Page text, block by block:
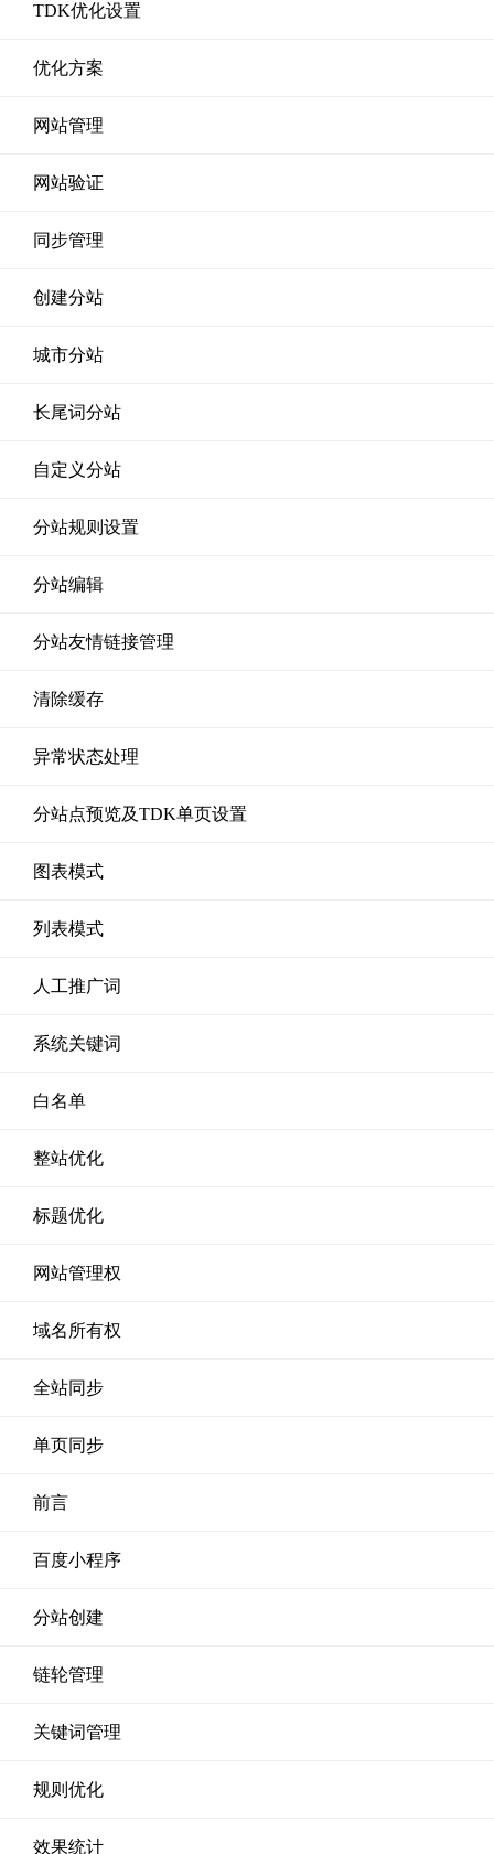
TDK优化设置
优化方案
网站管理
网站验证
同步管理
创建分站
城市分站
长尾词分站
自定义分站
分站规则设置
分站编辑
分站友情链接管理
清除缓存
异常状态处理
分站点预览及TDK单页设置
图表模式
列表模式
人工推广词
系统关键词
白名单
整站优化
标题优化
网站管理权
域名所有权
全站同步
单页同步
前言
百度小程序
分站创建
链轮管理
关键词管理
规则优化
效果统计